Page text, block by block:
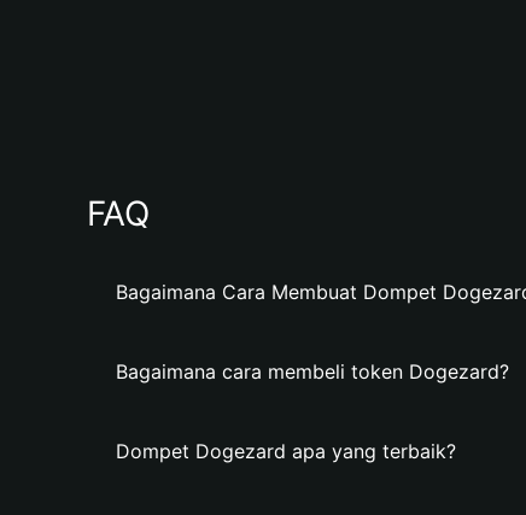
FAQ
Bagaimana Cara Membuat Dompet
Bagaimana cara membeli token Dogezard?
Dompet Dogezard apa yang terbaik?